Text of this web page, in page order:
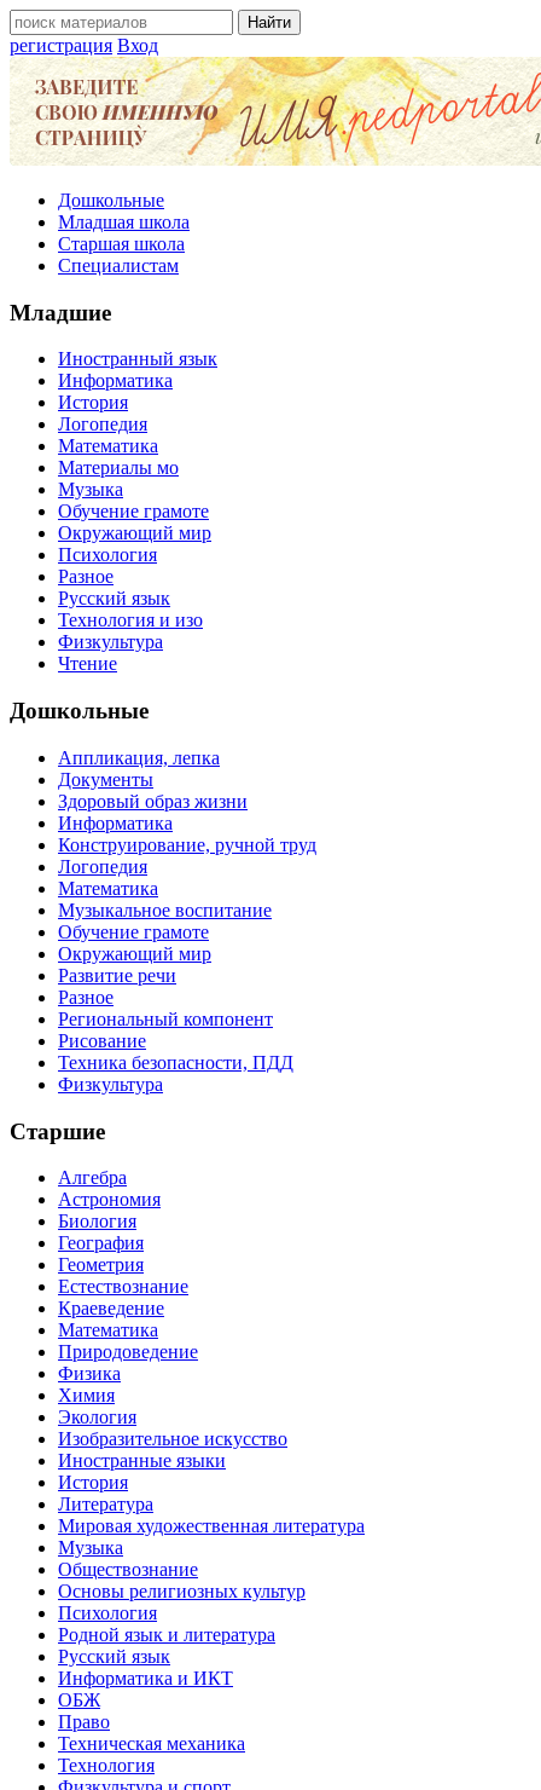
регистрация Вход
Дошкольные
Младшая школа
Старшая школа
Специалистам
Младшие
Иностранный язык
Информатика
История
Логопедия
Математика
Материалы мо
Музыка
Обучение грамоте
Окружающий мир
Психология
Разное
Русский язык
Технология и изо
Физкультура
Чтение
Дошкольные
Аппликация, лепка
Документы
Здоровый образ жизни
Информатика
Конструирование, ручной труд
Логопедия
Математика
Музыкальное воспитание
Обучение грамоте
Окружающий мир
Развитие речи
Разное
Региональный компонент
Рисование
Техника безопасности, ПДД
Физкультура
Старшие
Алгебра
Астрономия
Биология
География
Геометрия
Естествознание
Краеведение
Математика
Природоведение
Физика
Химия
Экология
Изобразительное искусство
Иностранные языки
История
Литература
Мировая художественная литература
Музыка
Обществознание
Основы религиозных культур
Психология
Родной язык и литература
Русский язык
Информатика и ИКТ
ОБЖ
Право
Техническая механика
Технология